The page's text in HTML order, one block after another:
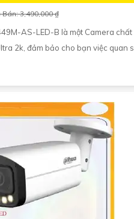
Bán: 3,490,000 ₫
AS-LED-B là một Camera chất
2k, đảm bảo cho bạn việc quan